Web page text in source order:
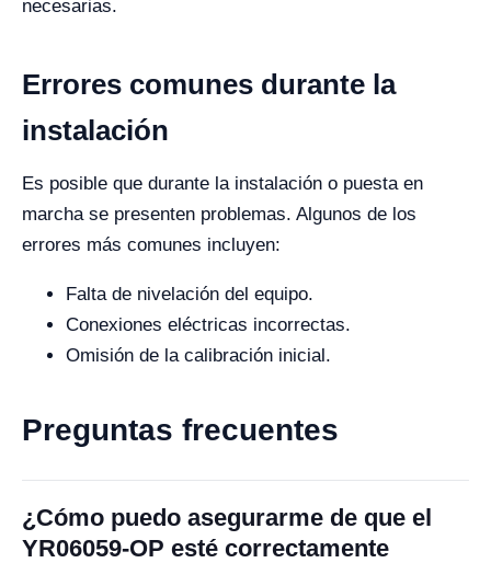
necesarias.
Errores comunes durante la
instalación
Es posible que durante la instalación o puesta en
marcha se presenten problemas. Algunos de los
errores más comunes incluyen:
Falta de nivelación del equipo.
Conexiones eléctricas incorrectas.
Omisión de la calibración inicial.
Preguntas frecuentes
¿Cómo puedo asegurarme de que el
YR06059-OP esté correctamente